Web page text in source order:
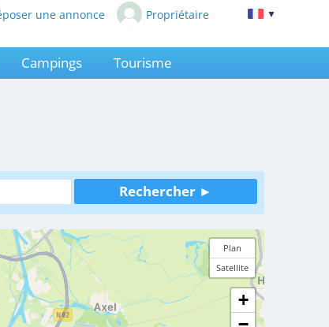
une annonce Propriétaire ▼
Campings Tourisme
Plan
Satellite
+